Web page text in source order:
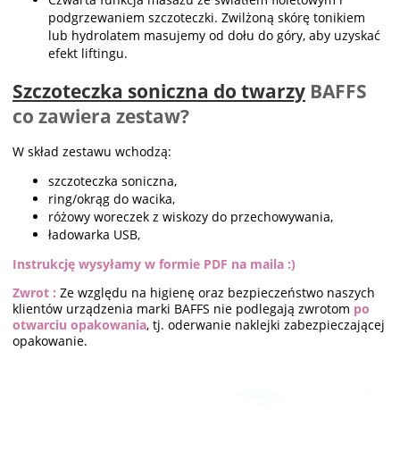
podgrzewaniem szczoteczki. Zwilżoną skórę tonikiem
lub hydrolatem masujemy od dołu do góry, aby uzyskać
efekt liftingu.
Szczoteczka soniczna do twarzy BAFFS
co zawiera zestaw?
W skład zestawu wchodzą:
szczoteczka soniczna,
ring/okrąg do wacika,
różowy woreczek z wiskozy do przechowywania,
ładowarka USB,
Instrukcję wysyłamy w formie PDF na maila :)
Zwrot : Ze względu na higienę oraz bezpieczeństwo naszych
klientów urządzenia marki BAFFS nie podlegają zwrotom po
otwarciu opakowania, tj. oderwanie naklejki zabezpieczającej
opakowanie.